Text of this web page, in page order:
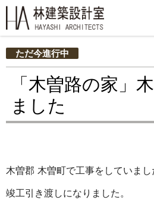
ただ今進行中
「木曽路の家」
ました
木曽郡 木曽町で工事をしていま
竣工引き渡しになりました。